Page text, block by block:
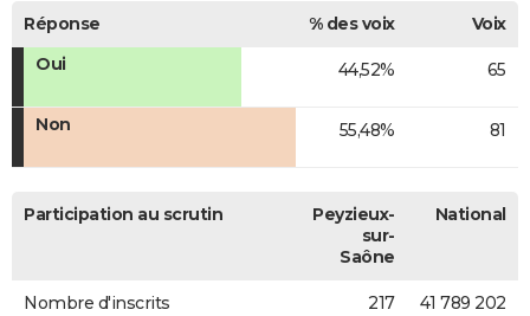
Réponse % des voix
Voix
Oui
44,52% 65
Non 55,48% 81
Participation au scrutin
Peyzieux-
sur-
Saône
National
Nombre d'inscrits 217 41 789 202